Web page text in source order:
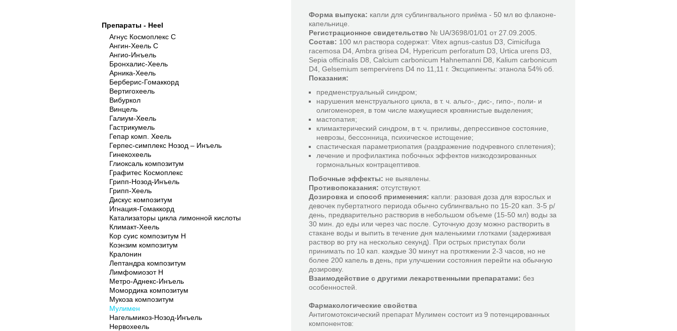
Препараты - Heel
Агнус Космоплекс С
Ангин-Хеель С
Ангио-Инъель
Бронхалис-Хеель
Арника-Хеель
Берберис-Гомаккорд
Вертигохеель
Вибуркол
Винцель
Галиум-Хеель
Гастрикумель
Гепар комп. Хеель
Герпес-симплекс Нозод – Инъель
Гинекохеель
Глиоксаль композитум
Графитес Космоплекс
Грипп-Нозод-Инъель
Грипп-Хеель
Дискус композитум
Игнация-Гомаккорд
Катализаторы цикла лимонной кислоты
Климакт-Хеель
Кор суис композитум Н
Коэнзим композитум
Кралонин
Лептандра композитум
Лимфомиозот Н
Метро-Аднекс-Инъель
Момордика композитум
Мукоза композитум
Мулимен
Нагельмикоз-Нозод-Инъель
Нервохеель
Форма выпуска: капли для сублингвального приёма - 50 мл во флаконе-
капельнице.
Регистрационное свидетельство № UA/3698/01/01 от 27.09.2005.
Состав: 100 мл раствора содержат: Vitex agnus-castus D3, Cimicifuga
racemosa D4, Ambra grisea D4, Hypericum perforatum D3, Urtica urens D3,
Sepia officinalis D8, Calcium carbonicum Hahnemanni D8, Kalium carbonicum
D4, Gelsemium sempervirens D4 по 11,11 г. Эксципиенты: этанола 54% об.
Показания:
предменструальный синдром;
нарушения менструального цикла, в т. ч. альго-, дис-, гипо-, поли- и
олигоменорея, в том числе мажущиеся кровянистые выделения;
мастопатия;
климактерический синдром, в т. ч. приливы, депрессивное состояние,
неврозы, бессонница, психическое истощение;
спастическая параметриопатия (раздражение подчревного сплетения);
лечение и профилактика побочных эффектов низкодозированных
гормональных контрацептивов.
Побочные эффекты: не выявлены.
Противопоказания: отсутствуют.
Дозировка и способ применения: капли: разовая доза для взрослых и
девочек пубертатного периода обычно сублингвально по 15-20 кап. 3-5 р/
день, предварительно растворив в небольшом объеме (15-50 мл) воды за
30 мин. до еды или через час после. Суточную дозу можно растворить в
стакане воды и выпить в течение дня маленькими глотками (задерживая
раствор во рту на несколько секунд). При острых приступах боли
принимать по 10 кап. каждые 30 минут на протяжении 2-3 часов, но не
более 200 капель в день, при улучшении состояния перейти на обычную
дозировку.
Взаимодействие с другими лекарственными препаратами: без
особенностей.
Фармакологические свойства
Антигомотоксический препарат Мулимен состоит из 9 потенцированных
компонентов: